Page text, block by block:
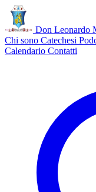
Don Leonardo
Chi sono Catechesi
Calendario Contatti